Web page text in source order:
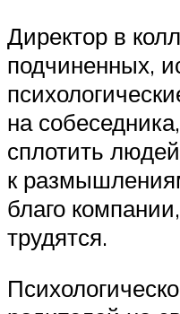
Директор в
подчиненных,
на
сплотить
к
благо
трудятся.